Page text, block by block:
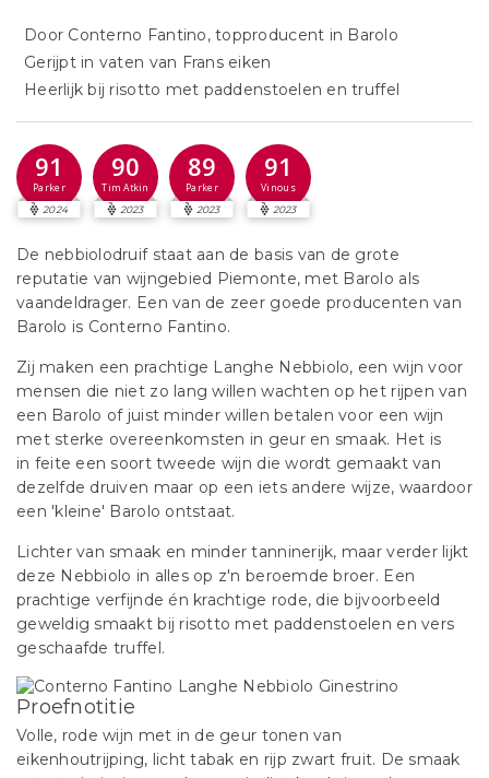
Door Conterno Fantino, topproducent in Barolo
Gerijpt in vaten van Frans eiken
Heerlijk bij risotto met paddenstoelen en truffel
91
Parker
2024
90
Tim Atkin
2023
89
Parker
2023
91
Vinous
2023
De nebbiolodruif staat aan de basis van de grote
reputatie van wijngebied Piemonte, met Barolo als
vaandeldrager. Een van de zeer goede producenten van
Barolo is Conterno Fantino.
Zij maken een prachtige Langhe Nebbiolo, een wijn voor
mensen die niet zo lang willen wachten op het rijpen van
een Barolo of juist minder willen betalen voor een wijn
met sterke overeenkomsten in geur en smaak. Het is
in feite een soort tweede wijn die wordt gemaakt van
dezelfde druiven maar op een iets andere wijze, waardoor
een 'kleine' Barolo ontstaat.
Lichter van smaak en minder tanninerijk, maar verder lijkt
deze Nebbiolo in alles op z'n beroemde broer. Een
prachtige verfijnde én krachtige rode, die bijvoorbeeld
geweldig smaakt bij risotto met paddenstoelen en vers
geschaafde truffel.
Proefnotitie
Volle, rode wijn met in de geur tonen van
eikenhoutrijping, licht tabak en rijp zwart fruit. De smaak